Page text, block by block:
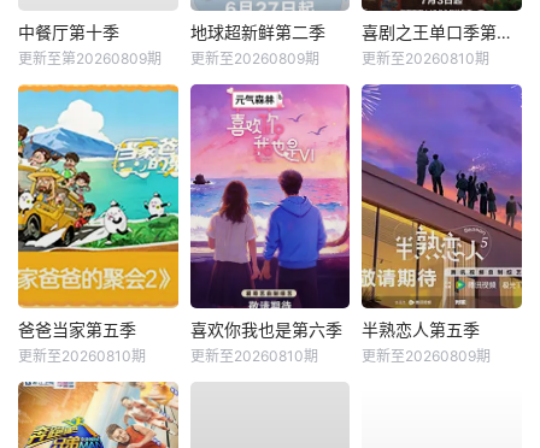
中餐厅第十季
更新至第20260809期
地球超新鲜第二季
更新至20260809期
喜剧之王单口季第三季
更新至20260810期
爸爸当家第五季
更新至20260810期
喜欢你我也是第六季
更新至20260810期
半熟恋人第五季
更新至20260809期